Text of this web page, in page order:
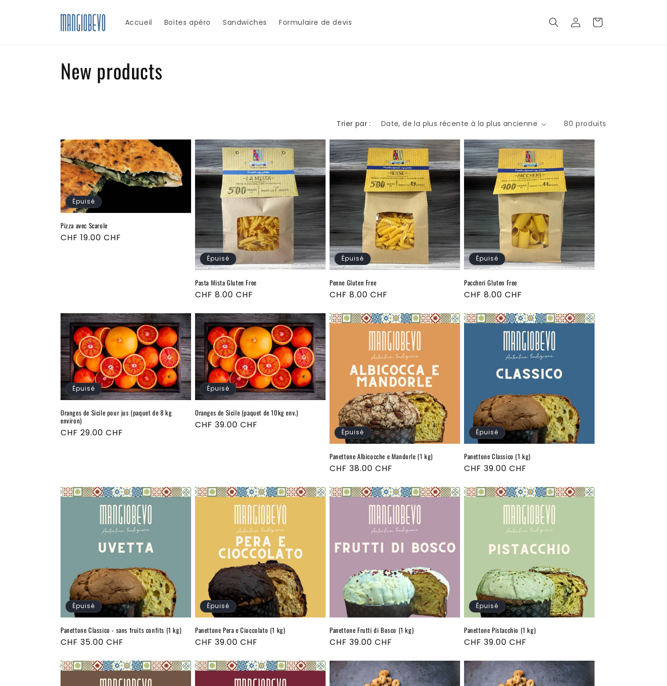
Accueil Boites apéro Sandwiches Formulaire de devis ConnexionPanier
C
l
e
c
t
:
New products
Trier par : 80 produits
Épuisé
Pizza avec Scarole
Prix
CHF 19.00 CHF
Épuisé
Pasta Mista Gluten Free
Prix
CHF 8.00 CHF
Épuisé
Penne Gluten Free
Prix
CHF 8.00 CHF
Épuisé
Paccheri Gluten Free
Prix
CHF 8.00 CHF
Épuisé
Oranges de Sicile pour jus (paquet de 8 kg
environ)
Prix
CHF 29.00 CHF
Épuisé
Oranges de Sicile (paquet de 10kg env.)
Prix
CHF 39.00 CHF
Épuisé
Panettone Albicocche e Mandorle (1 kg)
Prix
CHF 38.00 CHF
Épuisé
Panettone Classico (1 kg)
Prix
CHF 39.00 CHF
Épuisé
Panettone Classico - sans fruits confits (1 kg)
Prix
CHF 35.00 CHF
Épuisé
Panettone Pera e Cioccolato (1 kg)
Prix
CHF 39.00 CHF
Panettone Frutti di Bosco (1 kg)
Prix
CHF 39.00 CHF
Épuisé
Panettone Pistacchio (1 kg)
Prix
CHF 39.00 CHF